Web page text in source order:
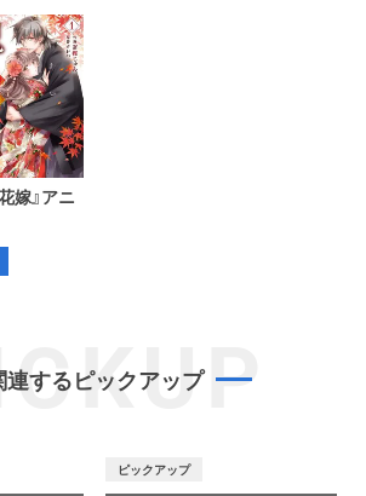
嫁』アニ
連するピックアップ
ピックアップ